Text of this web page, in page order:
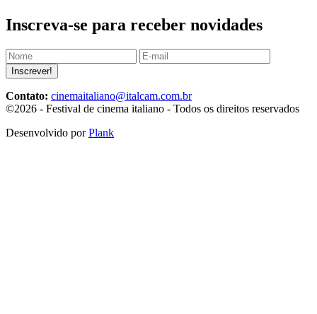
Inscreva-se para receber novidades
Inscrever!
Contato: cinemaitaliano@italcam.com.br
©2026 - Festival de cinema italiano - Todos os direitos reservados
Desenvolvido porPlank